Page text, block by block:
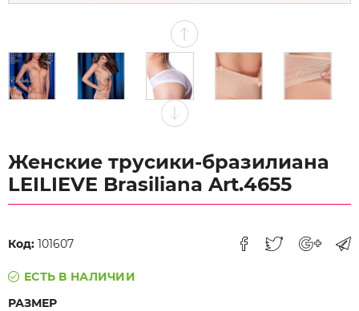
Женские трусики-бразилиана
LEILIEVE Brasiliana Art.4655
Код: 101607
ЕСТЬ В НАЛИЧИИ
РАЗМЕР